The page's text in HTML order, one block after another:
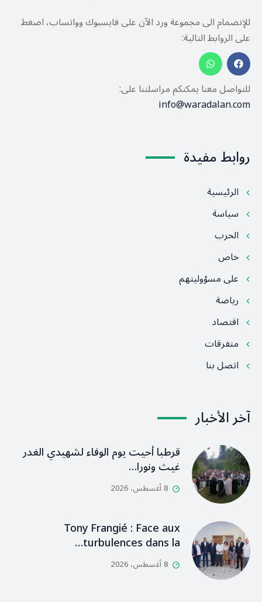
للإنضمام الى مجموعة ورد الآن على فايسبوك وواتساب، اضغط
على الروابط التالية:
للتواصل معنا يمكنكم مراسلتنا على:
info@waradalan.com
روابط مفيدة
الرئيسية
سياسة
الحرب
خاص
على مسؤوليتهم
رياضة
اقتصاد
متفرقات
اتصل بنا
آخر الأخبار
قرطبا أحيت يوم الوفاء لشهيدي الغدر
غيث ونورا…
8 أغسطس، 2026
Tony Frangié : Face aux
turbulences dans la…
8 أغسطس، 2026